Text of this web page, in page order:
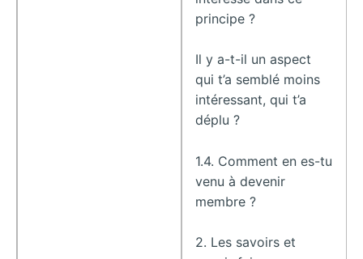
principe ?
Il y a-t-il un aspect
qui t’a semblé moins
intéressant, qui t’a
déplu ?
1.4. Comment en es-tu
venu à devenir
membre ?
2. Les savoirs et